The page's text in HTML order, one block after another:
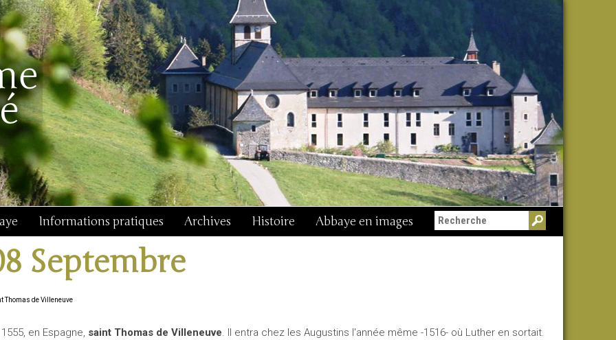
Informations pratiques Archives Histoire Abbaye en images
Septembre
Thomas de Villeneuve
1555, en Espagne, saint Thomas de Villeneuve. Il entra chez les Augustins l'année même -1516- où Luther en sortait.